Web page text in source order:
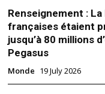
Renseignement : La
françaises étaient
jusqu’à 80 millions
Pegasus
Monde 19 July 2026